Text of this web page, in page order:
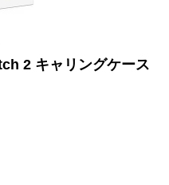
2 キャリングケース